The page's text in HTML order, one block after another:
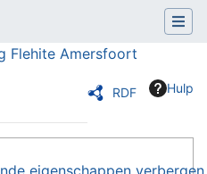
Flehite Amersfoort
RDF Hulp
eigenschappen verbergen